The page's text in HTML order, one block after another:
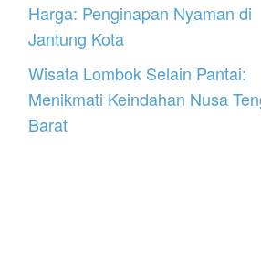
Harga: Penginapan Nyaman di
Jantung Kota
Wisata Lombok Selain Pantai:
Menikmati Keindahan Nusa
Barat